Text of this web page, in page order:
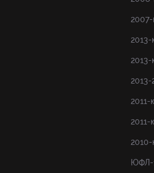
2013-
ЮФЛ-